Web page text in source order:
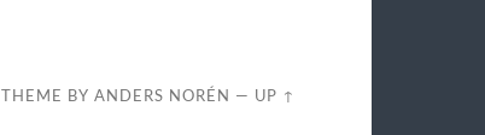
THEME BYANDERS NORÉN — UP ↑